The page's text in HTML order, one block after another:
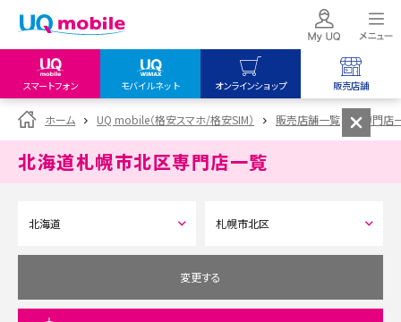
スマートフォン モバイルネット オンラインショップ 販売店舗
my UQ WiMAX
UQ WiMAX ご契約の方
My UQ mobile
データチャージサイト
UQ mobile
オンラインショップ
UQ WiMAX
UQ mobile
販売店舗
UQ WiMAX
ホーム UQ mobile（格安スマホ/格安SIM） 販売店舗一覧 専門店
北海道札幌市北区専門店一覧
変更する